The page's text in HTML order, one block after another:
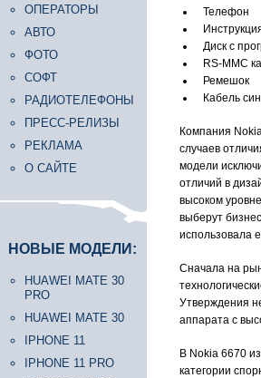
ОПЕРАТОРЫ
АВТО
ФОТО
СОФТ
РАДИОТЕЛЕФОНЫ
ПРЕСС-РЕЛИЗЫ
РЕКЛАМА
О САЙТЕ
НОВЫЕ МОДЕЛИ:
HUAWEI MATE 30
PRO
HUAWEI MATE 30
IPHONE 11
IPHONE 11 PRO
Телефон
Диск с
RS-MMC
Ремешок
Кабель
Компания
случаев
модели
отличий в
высоком
выберут
использовала
Сначала на
Утверждения
аппарата с
В Nokia 6670
категории